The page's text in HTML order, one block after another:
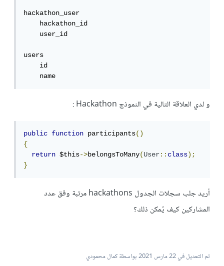
hackathon_user
    hackathon_id
    user_id
users
    id
    name
و لدي العلاقة التالية في النموذج Hackathon :
public function participants()
{
return $this->belongsToMany(User::class);
}
أريد جلب سجلات الجدول hackathons مرتبة وفق عدد
المشاركين كيف يُمكن ذلك؟
تم التعديل في22 مارس 2021 بواسطة كمال محمودي